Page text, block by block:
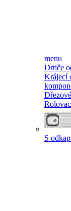
menu
Drtiče
Krájecí
S